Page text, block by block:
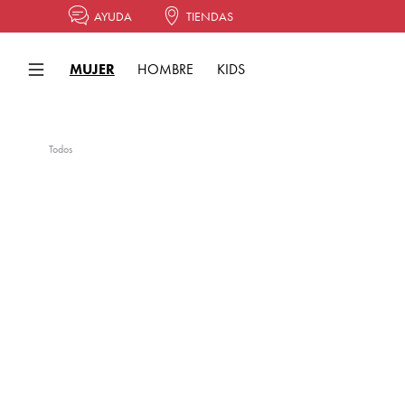
AYUDA TIENDAS
MUJER HOMBRE KIDS
Todos